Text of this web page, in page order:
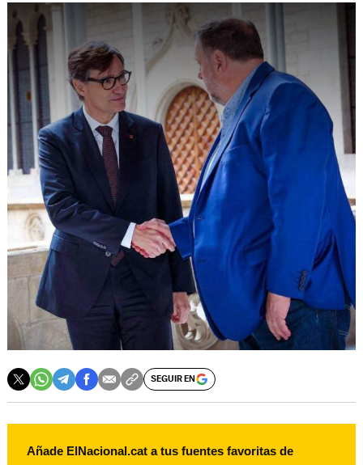
SEGUIR EN
Añade ElNacional.cat a tus fuentes favoritas de